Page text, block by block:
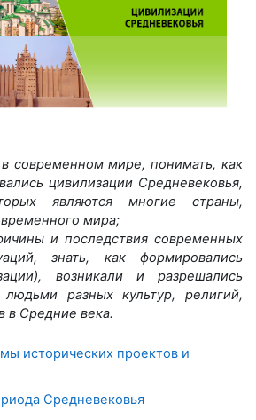
в современном мире, понимать, как
цивилизации Cредневековья,
­являются многие страны,
мира;
и последствия современных
знать, как формировались
возникали и разрешались
разных культур, религий,
в Средние века.
исторических проектов и
СредневековьяСтраница